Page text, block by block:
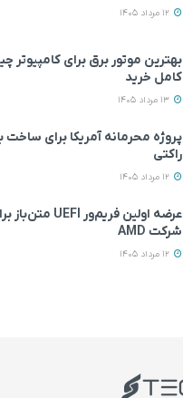
بهترین موتور برق برای
کامل خرید
پروژه محرمانه آمریکا برای ساخت
راکتی
شرکت AMD